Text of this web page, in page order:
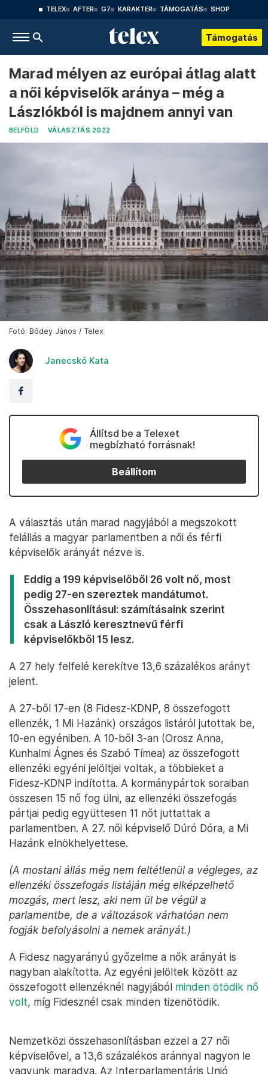
TELEX AFTER G7 KARAKTER TÁMOGATÁS SHOP
Támogatás
Marad mélyen az európai átlag alatt
a női képviselők aránya – még a
Lászlókból is majdnem annyi van
BELFÖLD VÁLASZTÁS 2022
Fotó: Bődey János / Telex
Janecskó Kata
Állítsd be a Telexet
megbízható forrásnak!
Beállítom
A választás után marad nagyjából a megszokott
felállás a magyar parlamentben a női és férfi
képviselők arányát nézve is.
Eddig a 199 képviselőből 26 volt nő, most
pedig 27-en szereztek mandátumot.
Összehasonlításul: számításaink szerint
csak a László keresztnevű férfi
képviselőkből 15 lesz.
A 27 hely felfelé kerekítve 13,6 százalékos arányt
jelent.
A 27-ből 17-en (8 Fidesz-KDNP, 8 összefogott
ellenzék, 1 Mi Hazánk) országos listáról jutottak be,
10-en egyéniben. A 10-ből 3-an (Orosz Anna,
Kunhalmi Ágnes és Szabó Tímea) az összefogott
ellenzéki egyéni jelöltjei voltak, a többieket a
Fidesz-KDNP indította. A kormánypártok soraiban
összesen 15 nő fog ülni, az ellenzéki összefogás
pártjai pedig együttesen 11 nőt juttattak a
parlamentben. A 27. női képviselő Dúró Dóra, a Mi
Hazánk elnökhelyettese.
(A mostani állás még nem feltétlenül a végleges, az
ellenzéki összefogás listáján még elképzelhető
mozgás, mert lesz, aki nem ül be végül a
parlamentbe, de a változások várhatóan nem
fogják befolyásolni a nemek arányát.)
A Fidesz nagyarányú győzelme a nők arányát is
nagyban alakította. Az egyéni jelöltek között az
összefogott ellenzéknél nagyjából minden ötödik nő
volt, míg Fidesznél csak minden tizenötödik.
Nemzetközi összehasonlításban ezzel a 27 női
képviselővel, a 13,6 százalékos aránnyal nagyon le
vagyunk maradva. Az Interparlamentáris Unió